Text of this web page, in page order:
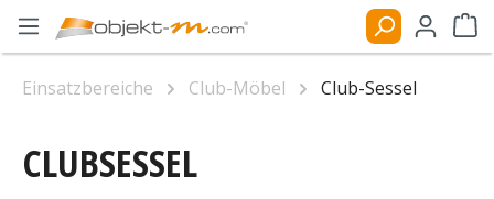
Zum Hauptinhalt springen
Einsatzbereiche Club-Möbel Club-Sessel
CLUBSESSEL